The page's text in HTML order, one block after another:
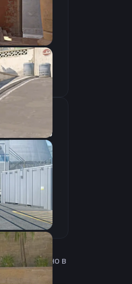
1280×960
4:3
Растянутое
миксах, но в